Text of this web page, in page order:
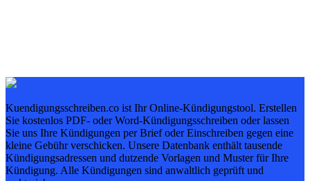
Kuendigungsschreiben.co ist Ihr Online-Kündigungstool. Erstellen
Sie kostenlos PDF- oder Word-Kündigungsschreiben oder lassen
Sie uns Ihre Kündigungen per Brief oder Einschreiben gegen eine
kleine Gebühr verschicken. Unsere Datenbank enthält tausende
Kündigungsadressen und dutzende Vorlagen und Muster für Ihre
Kündigung. Alle Kündigungen sind anwaltlich geprüft und